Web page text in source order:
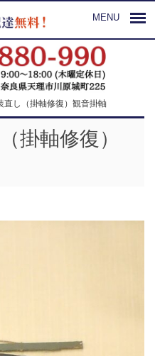
MENU
直し（掛軸修復）観音掛軸
掛軸修復）